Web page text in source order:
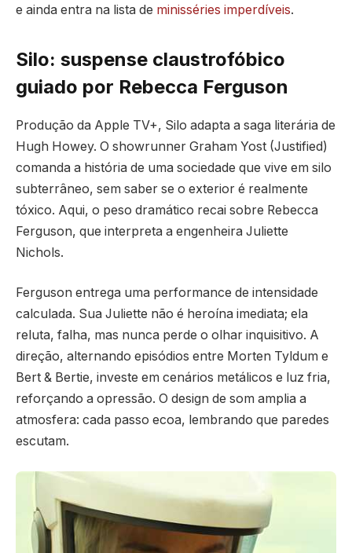
e ainda entra na lista de minisséries imperdíveis.
Silo: suspense claustrofóbico
guiado por Rebecca Ferguson
Produção da Apple TV+, Silo adapta a saga literária de
Hugh Howey. O showrunner Graham Yost (Justified)
comanda a história de uma sociedade que vive em silo
subterrâneo, sem saber se o exterior é realmente
tóxico. Aqui, o peso dramático recai sobre Rebecca
Ferguson, que interpreta a engenheira Juliette
Nichols.
Ferguson entrega uma performance de intensidade
calculada. Sua Juliette não é heroína imediata; ela
reluta, falha, mas nunca perde o olhar inquisitivo. A
direção, alternando episódios entre Morten Tyldum e
Bert & Bertie, investe em cenários metálicos e luz fria,
reforçando a opressão. O design de som amplia a
atmosfera: cada passo ecoa, lembrando que paredes
escutam.